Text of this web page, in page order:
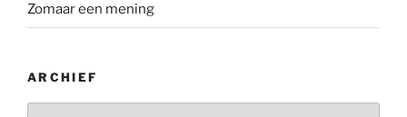
Zomaar een mening
ARCHIEF